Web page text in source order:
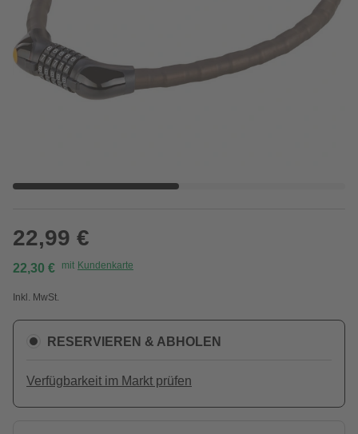
22,99 €
22,30 € mit Kundenkarte
Inkl. MwSt.
RESERVIEREN & ABHOLEN
Verfügbarkeit im Markt prüfen